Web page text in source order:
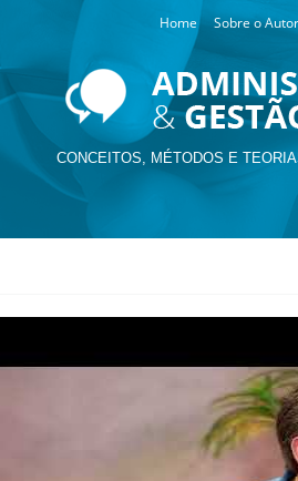
Home Sobre o Autor
CONCEITOS, MÉTODOS E